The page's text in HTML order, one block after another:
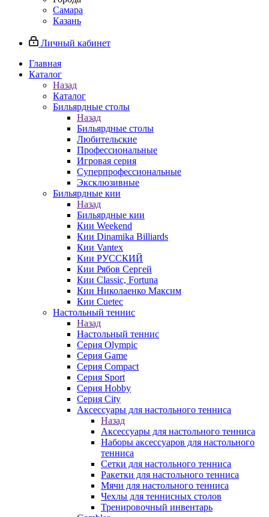
Самара
Казань
Личный кабинет
Главная
Каталог
Назад
Каталог
Бильярдные столы
Назад
Бильярдные столы
Любительские
Профессиональные
Игровая серия
Суперпрофессиональные
Эксклюзивные
Бильярдные кии
Назад
Бильярдные кии
Кии Weekend
Кии Dinamika Billiards
Кии Vantex
Кии РУССКИЙ
Кии Рябов Сергей
Кии Classic, Fortuna
Кии Николаенко Максим
Кии Cuetec
Настольный теннис
Назад
Настольный теннис
Серия Olympic
Серия Game
Серия Compact
Серия Sport
Серия Hobby
Серия City
Аксессуары для настольного тенниса
Назад
Аксессуары для настольного тенниса
Наборы аксессуаров для настольного
тенниса
Сетки для настольного тенниса
Ракетки для настольного тенниса
Мячи для настольного тенниса
Чехлы для теннисных столов
Тренировочный инвентарь